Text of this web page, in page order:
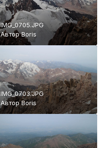
IMG_0705.JPG
АвторBoris
IMG_0703.JPG
АвторBoris